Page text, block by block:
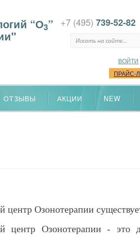
“О3” +7 (495) 739-52-82
ВОЙТИ
ПРАЙС-
ОТЗЫВЫ АКЦИИ NEW
центр Озонотерапии
центр Озонотерапии - это